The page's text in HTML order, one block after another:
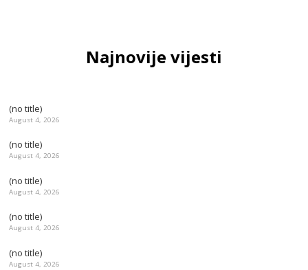
Najnovije vijesti
(no title)
August 4, 2026
(no title)
August 4, 2026
(no title)
August 4, 2026
(no title)
August 4, 2026
(no title)
August 4, 2026